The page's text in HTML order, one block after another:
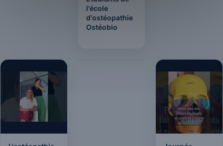
l'école
d'ostéopathie
Ostéobio